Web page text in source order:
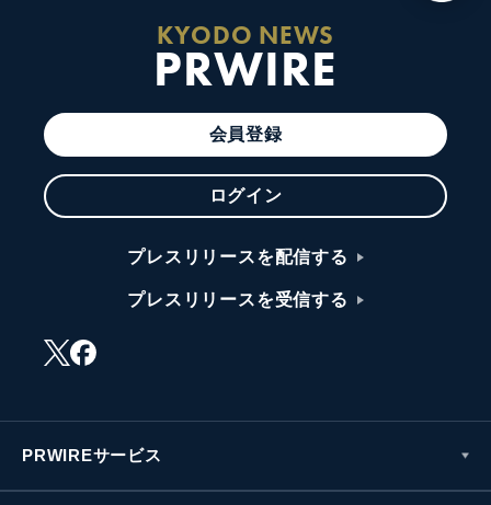
KYODO NEWS
PRWIRE
会員登録
ログイン
プレスリリースを配信する
プレスリリースを受信する
PRWIREサービス